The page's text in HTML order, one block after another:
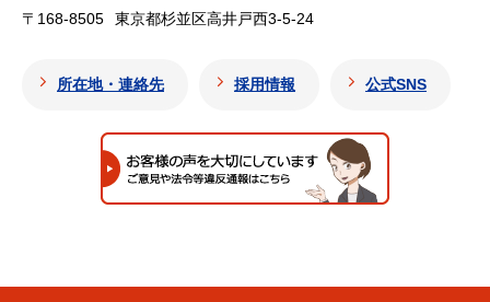
〒168-8505
東京都杉並区高井戸西3-5-24
所在地・連絡先 採用情報 公式SNS